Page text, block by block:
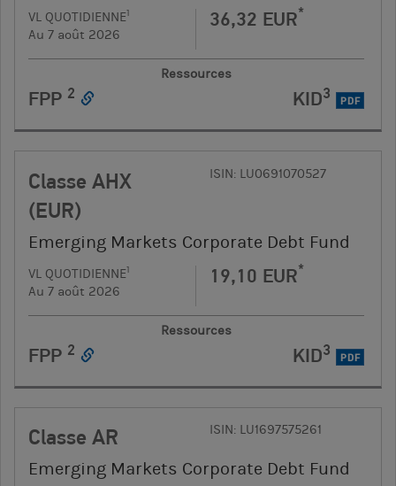
VL QUOTIDIENNE1
Au 7 août 2026
36,32 EUR*
Ressources
FPP 2 KID3 PDF
Classe AHX
(EUR)
ISIN: LU0691070527
Emerging Markets Corporate Debt Fund
VL QUOTIDIENNE1
Au 7 août 2026
19,10 EUR*
Ressources
FPP 2 KID3 PDF
Classe AR ISIN: LU1697575261
Emerging Markets Corporate Debt Fund